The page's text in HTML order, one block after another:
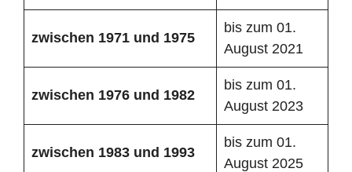
zwischen 1971 und 1975
bis zum 01.
August 2021
zwischen 1976 und 1982
bis zum 01.
August 2023
zwischen 1983 und 1993
bis zum 01.
August 2025